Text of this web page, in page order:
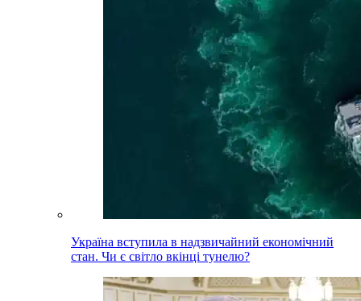
Україна вступила в надзвичайний економічний
стан. Чи є світло вкінці тунелю?